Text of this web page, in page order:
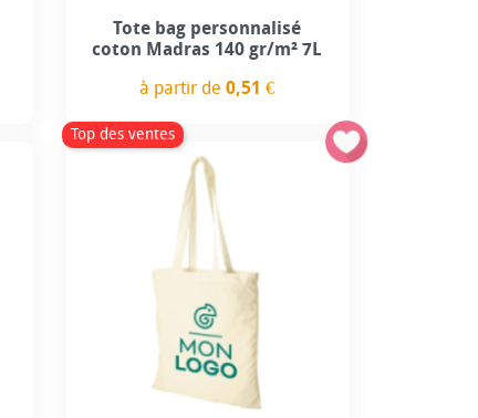
Tote bag personnalisé
coton Madras 140 gr/m² 7L
à partir de0,51 €
Top des ventes